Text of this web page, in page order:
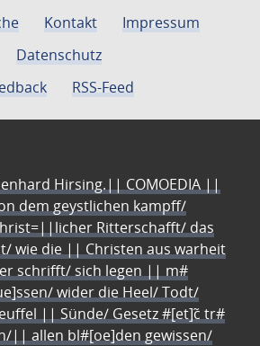
Kontakt
Impressum
Datenschutz
RSS-Feed
Hirsing.|| COMOEDIA ||
dem geystlichen kampff/
Ritterschafft/ das
wie die || Christen aus warheit
schrifft/ sich legen || m#
wider die Heel/ Todt/
|| Sünde/ Gesetz #[et]c̃ tr#
|| allen bl#[oe]den gewissen/